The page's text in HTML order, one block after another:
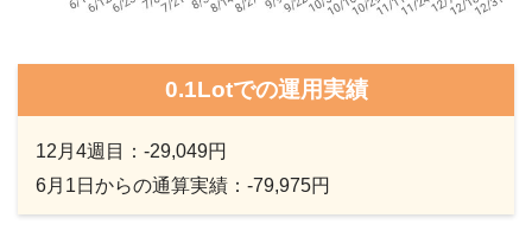
0.1Lotでの運用実績
12月4週目：-29,049円
6月1日からの通算実績：-79,975円